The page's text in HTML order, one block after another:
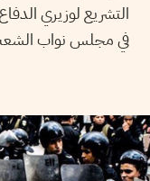
في مجلس نواب